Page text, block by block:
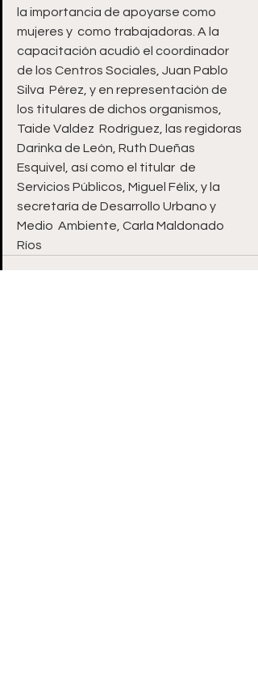
la importancia de apoyarse como
mujeres y  como trabajadoras. A la
capacitación acudió el coordinador
de los Centros Sociales, Juan Pablo
Silva  Pérez, y en representación de
los titulares de dichos organismos,
Taide Valdez  Rodríguez, las regidoras
Darinka de León, Ruth Dueñas
Esquivel, así como el titular  de
Servicios Públicos, Miguel Félix, y la
secretaría de Desarrollo Urbano y
Medio  Ambiente, Carla Maldonado
Ríos